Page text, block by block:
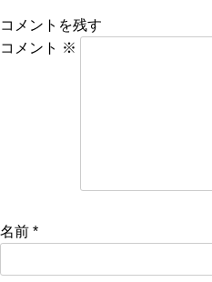
コメントを残す
コメント ※
名前 *